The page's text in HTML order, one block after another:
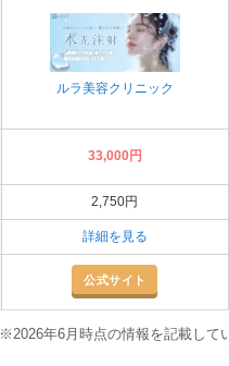
ルラ美容クリニック
33,000円
2,750円
詳細を見る
公式サイト
※2026年6月時点の情報を記載して